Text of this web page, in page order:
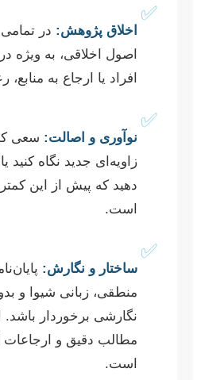
✅
اخلاق پژوهش: در
اصول اخلاقی، به ویژه
افراد یا ارجاع به
✅
نوآوری و اصالت: سعی
زاویه‌ای جدید نگاه کنید
دهید که پیش از این
است.
✅
ساختار و نگارش:
منطقی، زبانی شیوا و
نگارشی برخوردار
مطالب دقیق و ارجاعات
است.